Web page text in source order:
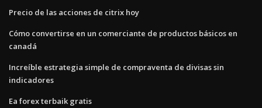
Precio de las acciones de citrix hoy
Cómo convertirse en un comerciante de productos básicos en
canadá
Increíble estrategia simple de compraventa de divisas sin
indicadores
Ea forex terbaik gratis